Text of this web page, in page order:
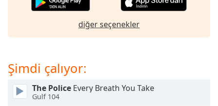
Escape
and
close
window.
diğer seçenekler
Şimdi çalıyor:
The Police Every Breath You Take
Gulf 104